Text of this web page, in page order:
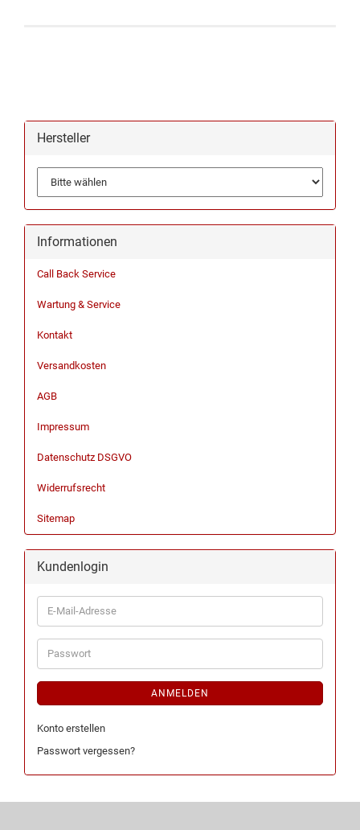
Hersteller
Informationen
Call Back Service
Wartung & Service
Kontakt
Versandkosten
AGB
Impressum
Datenschutz DSGVO
Widerrufsrecht
Sitemap
Kundenlogin
ANMELDEN
Konto erstellen
Passwort vergessen?